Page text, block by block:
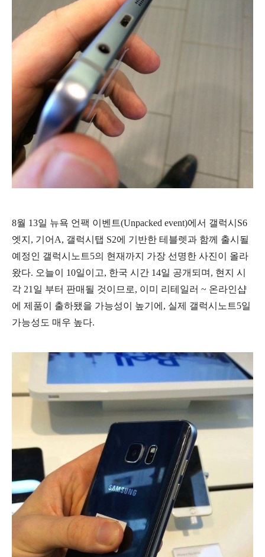
8월 13일 뉴욕 언팩 이벤트(Unpacked event)에서 갤럭시S6
엣지, 기어A, 갤럭시탭 S2에 기반한 테블렛과 함께 출시될
예정인 갤럭시노트5의 현재까지 가장 선명한 사진이 올라
왔다. 오늘이 10일이고, 한국 시간 14일 공개되며, 현지 시
각 21일 부터 판매될 것이므로, 이미 리테일러 ~ 온라인샵
에 제품이 출하됐을 가능성이 높기에, 실제 갤럭시노트5일
가능성도 매우 높다.